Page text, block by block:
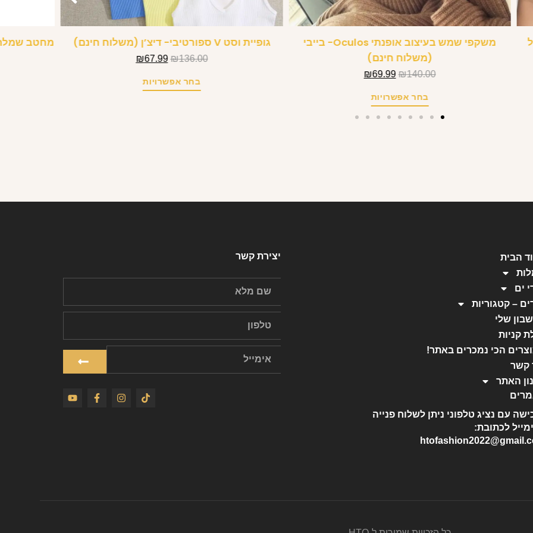
משקפי שמש בעיצוב אופנתי Oculos- בייבי
(משלוח חינם)
₪140.00
₪69.99
בחר אפשרויות
גופיית וסט V ספורטיבי- דיצ’ן (משלוח חינם)
₪136.00
₪67.99
בחר אפשרויות
מחטב
הבית
ים
– קטגוריות
שלי
קניות
הכי נמכרים באתר!
קשר
האתר
עם נציג טלפוני ניתן לשלוח פנייה
לכתובת:
יצירת קשר